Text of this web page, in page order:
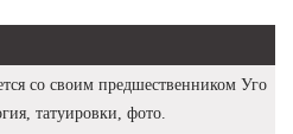
со своим предшественником Уго
татуировки, фото.